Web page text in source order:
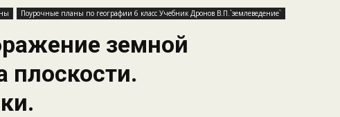
Поурочные планы по географии 6 класс Учебник Дронов В.П.`землеведение`
земной
плоскости.